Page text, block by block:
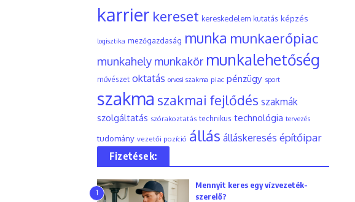
karrier kereset kereskedelem kutatás képzés
logisztika mezőgazdaság munka munkaerőpiac
munkahely munkakör munkalehetőség
művészet oktatás orvosi szakma piac pénzügy sport
szakma szakmai fejlődés szakmák
szolgáltatás szórakoztatás technikus technológia tervezés
tudomány vezetői pozíció állás álláskeresés építőipar
Fizetések:
1
Mennyit keres egy vízvezeték-
szerelő?